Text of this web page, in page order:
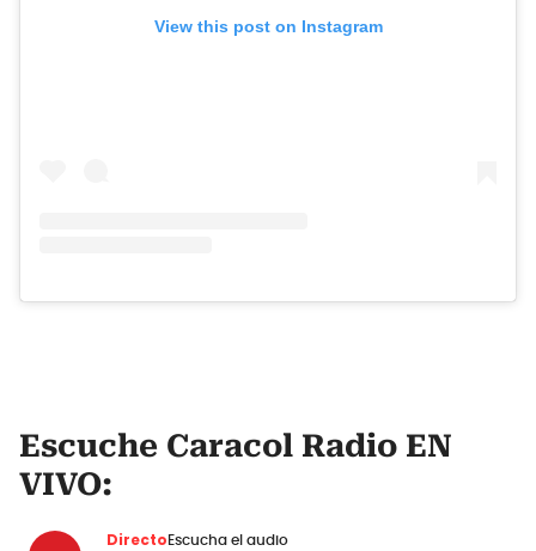
View this post on Instagram
Escuche Caracol Radio EN
VIVO:
Directo Escucha el audio